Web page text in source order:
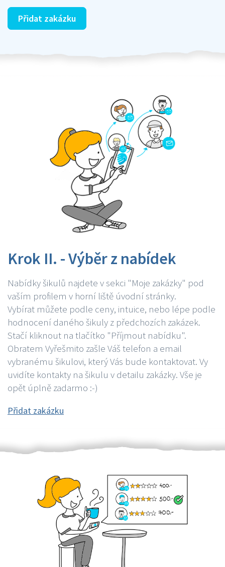
Přidat zakázku
Krok II. - Výběr z nabídek
Nabídky šikulů najdete v sekci "Moje zakázky" pod
vaším profilem v horní liště úvodní stránky.
Vybírat můžete podle ceny, intuice, nebo lépe podle
hodnocení daného šikuly z předchozích zakázek.
Stačí kliknout na tlačítko "Příjmout nabídku".
Obratem Vyřešmito zašle Váš telefon a email
vybranému šikulovi, který Vás bude kontaktovat. Vy
uvidíte kontakty na šikulu v detailu zakázky. Vše je
opět úplně zadarmo :-)
Přidat zakázku